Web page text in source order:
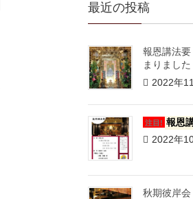
最近の投稿
報恩講法
まりました
2022年
注目! 報恩
2022年
秋期彼岸